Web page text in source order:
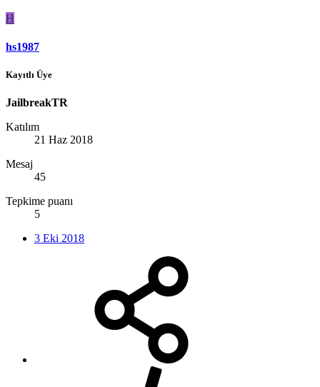
H
hs1987
Kayıtlı Üye
JailbreakTR
Katılım
21 Haz 2018
Mesaj
45
Tepkime puanı
5
3 Eki 2018